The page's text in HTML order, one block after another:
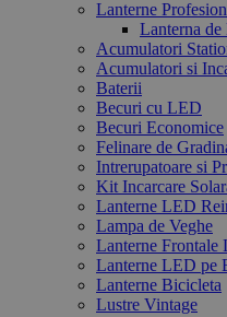
Lanterne
Lanterna
Acumulatori
Acumulatori si
Baterii
Becuri cu LED
Becuri Economice
Felinare de
Intrerupatoare si
Kit Incarcare
Lanterne LED
Lampa de Veghe
Lanterne Frontale
Lanterne LED pe
Lanterne Bicicleta
Lustre Vintage